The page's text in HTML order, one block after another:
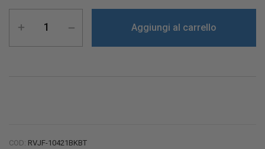
Aggiungi al carrello
COD: RVJF-10421BKBT